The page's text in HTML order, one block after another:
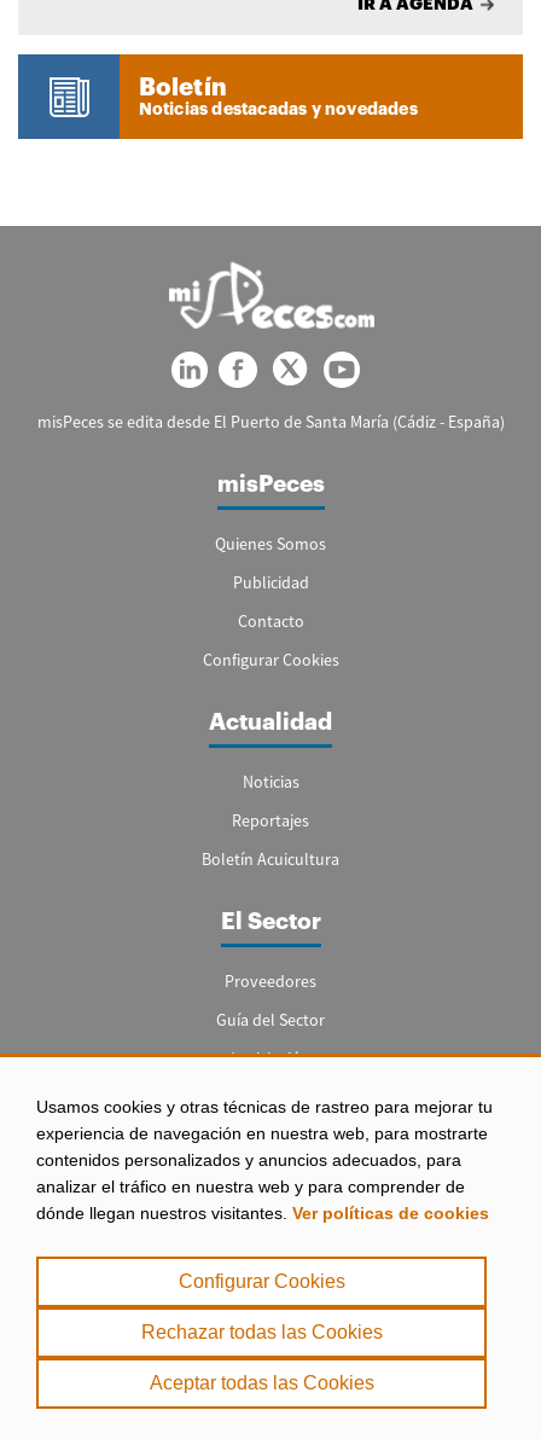
Usamos cookies y otras técnicas de rastreo para mejorar tu
experiencia de navegación en nuestra web, para mostrarte
contenidos personalizados y anuncios adecuados, para
analizar el tráfico en nuestra web y para comprender de
dónde llegan nuestros visitantes. Ver políticas de cookies
Configurar Cookies
Rechazar todas las Cookies
Aceptar todas las Cookies
IR A AGENDA
Boletín
Noticias destacadas y novedades
misPeces se edita desde El Puerto de Santa María (Cádiz - España)
misPeces
Quienes Somos
Publicidad
Contacto
Configurar Cookies
Actualidad
Noticias
Reportajes
Boletín Acuicultura
El Sector
Proveedores
Guía del Sector
Legislación
Empleo
Aviso legal
|
Política de Privacidad
|
. misPeces Copyright 2000 - 2026. Todos los derechos reservados